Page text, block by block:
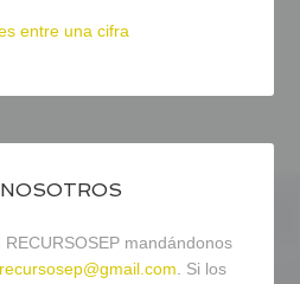
entre una cifra
mandándonos
. Si los